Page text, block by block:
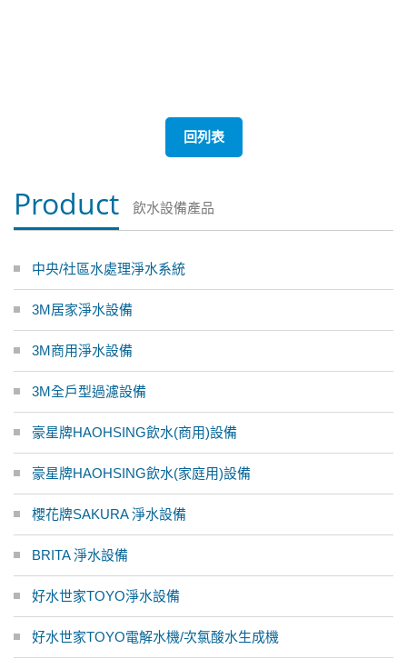
回列表
Product 飲水設備產品
中央/社區水處理淨水系統
3M居家淨水設備
3M商用淨水設備
3M全戶型過濾設備
豪星牌HAOHSING飲水(商用)設備
豪星牌HAOHSING飲水(家庭用)設備
櫻花牌SAKURA 淨水設備
BRITA 淨水設備
好水世家TOYO淨水設備
好水世家TOYO電解水機/次氯酸水生成機